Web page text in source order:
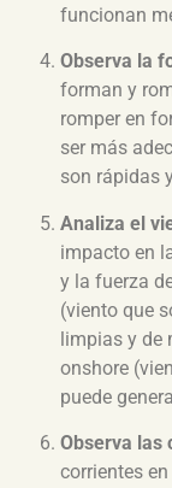
funcionan
Observa la
forman y
romper en
ser más
son rápidas
Analiza el
impacto en
y la fuerza
(viento que
limpias y de
onshore
puede
Observa las
corrientes